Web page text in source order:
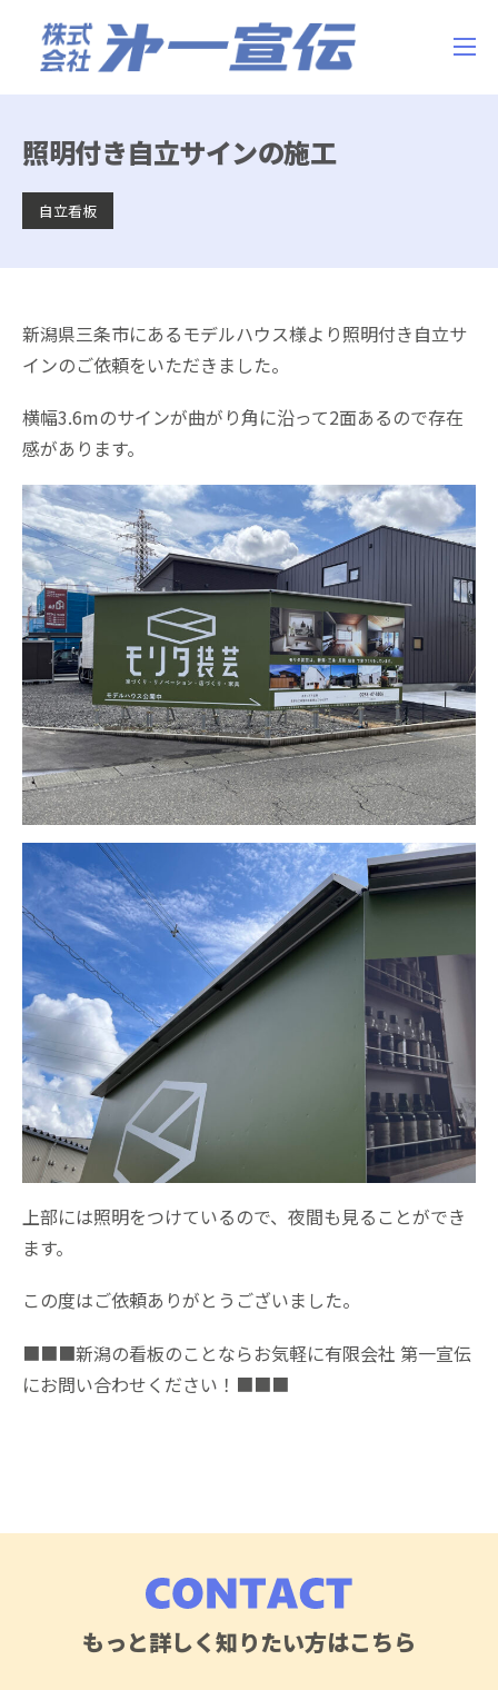
照明付き自立サインの施工
自立看板
新潟県三条市にあるモデルハウス様より照明付き自立サ
インのご依頼をいただきました。
横幅3.6mのサインが曲がり角に沿って2面あるので存在
感があります。
上部には照明をつけているので、夜間も見ることができ
ます。
この度はご依頼ありがとうございました。
■■■新潟の看板のことならお気軽に有限会社 第一宣伝
にお問い合わせください！■■■
もっと詳しく知りたい方はこちら